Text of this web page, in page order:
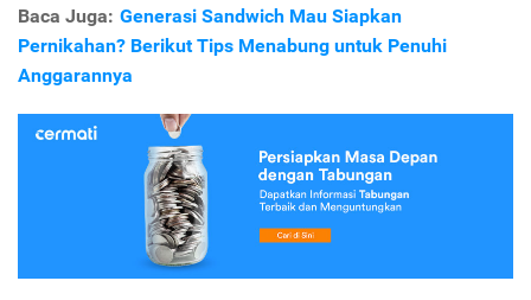
Baca Juga: Generasi Sandwich Mau Siapkan
Pernikahan? Berikut Tips Menabung untuk Penuhi
Anggarannya